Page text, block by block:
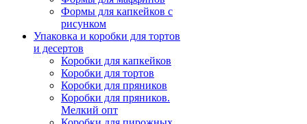
Формы для капкейков с
рисунком
Упаковка и коробки для тортов
и десертов
Коробки для капкейков
Коробки для тортов
Коробки для пряников
Коробки для пряников.
Мелкий опт